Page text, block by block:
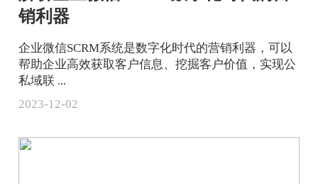
销利器
企业微信SCRM系统是数字化时代的营销利器，可以
帮助企业高效获取客户信息、挖掘客户价值，实现公
私域联 ...
2023-12-02